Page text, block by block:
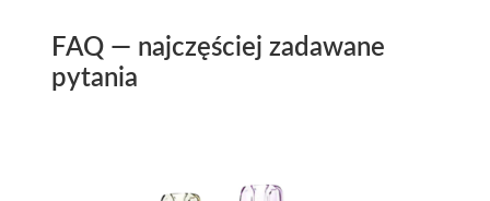
FAQ — najczęściej zadawane
pytania